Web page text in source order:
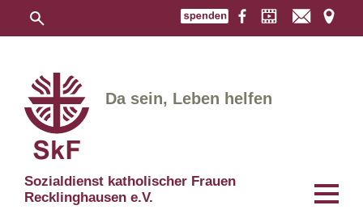
Sozialdienst katholischer Frauen
Recklinghausen e.V.
Da sein, Leben helfen